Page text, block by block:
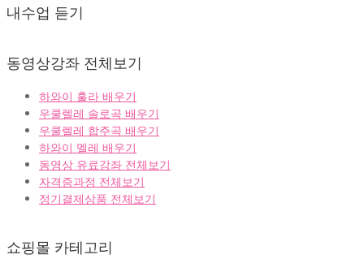
02-
내수업 듣기
동영상강좌 전체보기
하와이 훌라 배우기
우쿨렐레 솔로곡 배우기
우쿨렐레 합주곡 배우기
하와이 멜레 배우기
동영상 유료강좌 전체보기
자격증과정 전체보기
정기결제상품 전체보기
쇼핑몰 카테고리